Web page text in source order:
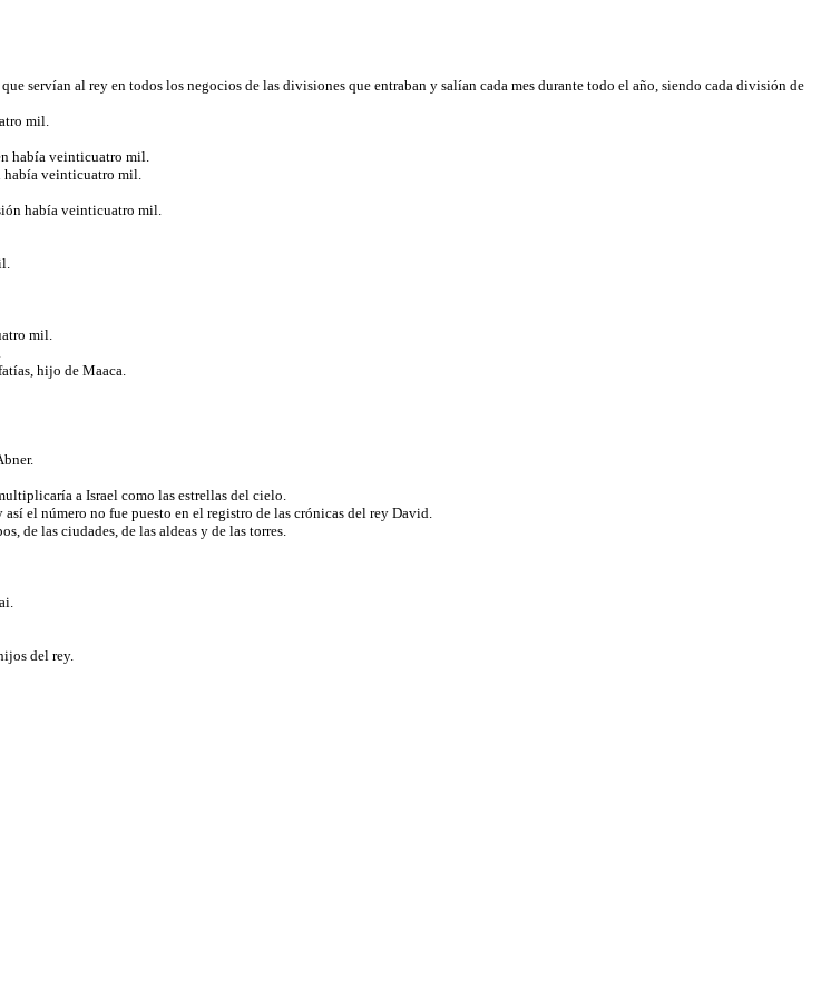
servían al rey en todos los negocios de las divisiones que entraban y salían cada mes durante todo el año, siendo cada división de
mil.
había veinticuatro mil.
había veinticuatro mil.
había veinticuatro mil.
mil.
hijo de Maaca.
a Israel como las estrellas del cielo.
el número no fue puesto en el registro de las crónicas del rey David.
de las ciudades, de las aldeas y de las torres.
del rey.